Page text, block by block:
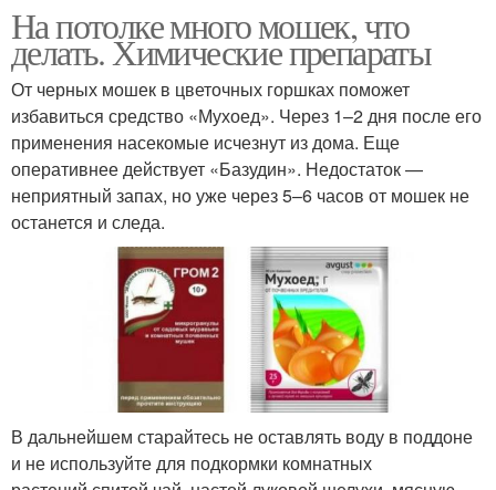
На потолке много мошек, что
делать. Химические препараты
От черных мошек в цветочных горшках поможет
избавиться средство «Мухоед». Через 1–2 дня после его
применения насекомые исчезнут из дома. Еще
оперативнее действует «Базудин». Недостаток —
неприятный запах, но уже через 5–6 часов от мошек не
останется и следа.
В дальнейшем старайтесь не оставлять воду в поддоне
и не используйте для подкормки комнатных